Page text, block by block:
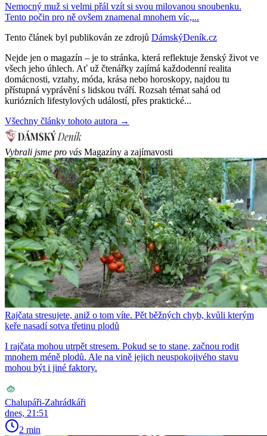
Nemocný muž si velmi přál vzít si svou milovanou snoubenku.
Tento počin pro ně ovšem znamenal mnohem víc,...
Tento článek byl publikován ze zdrojů DámskýDeník.cz
Nejde jen o magazín – je to stránka, která reflektuje ženský život ve
všech jeho úhlech. Ať už čtenářky zajímá každodenní realita
domácnosti, vztahy, móda, krása nebo horoskopy, najdou tu
přístupná vyprávění s lidskou tváří. Rozsah témat sahá od
kuriózních lifestylových událostí, přes praktické...
Všechny články tohoto autora →
Vybrali jsme pro vás Magazíny a zajímavosti
Rajčata stresujete, aniž o tom víte. Pět běžných chyb, kvůli kterým
keře nasadí sotva třetinu plodů
I rajčata mohou utrpět stresem. Pokud se to stane, začnou rodit
mnohem méně plodů. Ale na vině jejich neuspokojivého stavu
mohou být i jiné faktory.
Chalupáři-Zahrádkáři
dnes, 21:51
2 min